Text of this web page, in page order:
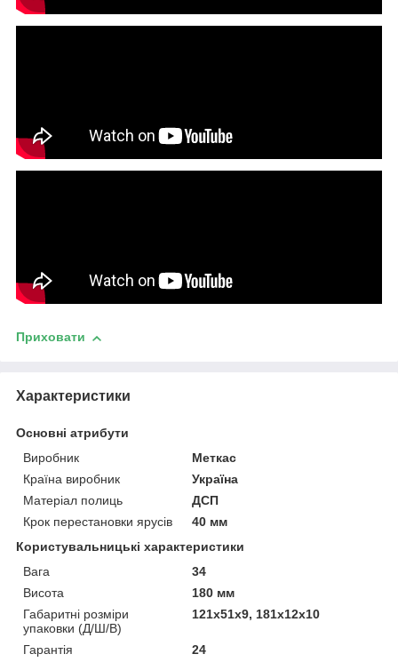
Приховати
Характеристики
Основні атрибути
Виробник
Меткас
Країна виробник
Україна
Матеріал полиць
ДСП
Крок перестановки ярусів
40 мм
Користувальницькі характеристики
Вага
34
Висота
180 мм
Габаритні розміри
упаковки (Д/Ш/В)
121x51x9, 181x12x10
Гарантія 24